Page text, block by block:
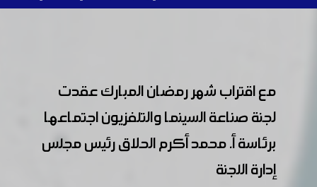
مع اقتراب شهر رمضان المبارك عقدت
لجنة صناعة السينما والتلفزيون اجتماعها
برئاسة أ. محمد أكرم الحلاق رئيس مجلس
إدارة اللجنة